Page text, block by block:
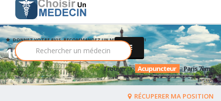
10 Acupuncteur
DONNEZ VOTRE AVIS, RECOMMANDEZ UN MEDECIN PARMI
Trouverun Acupuncteur aParis 7ème
RÉCUPERER MA POSITION